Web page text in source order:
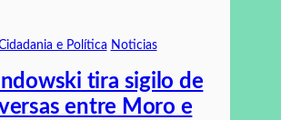
e Política Noticias
tira sigilo de
entre Moro e